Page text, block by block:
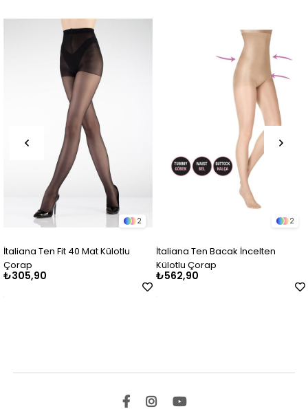
Ten Fit 40 Mat Külotlu
İtaliana Ten Bacak İncelten
Külotlu Çorap
₺562,90